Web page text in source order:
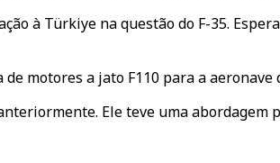
à Türkiye na questão do F-35.
motores a jato F110 para a
Ele teve uma abordagem